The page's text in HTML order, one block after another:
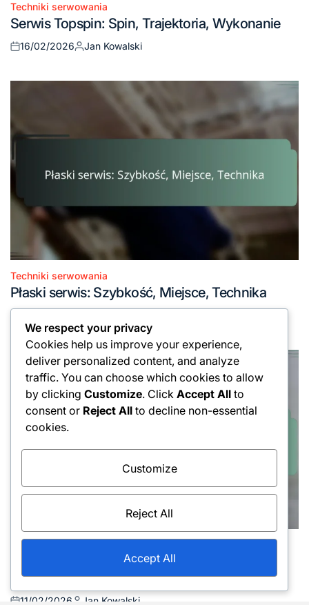
Posted
in
Techniki serwowania
Serwis Topspin: Spin, Trajektoria, Wykonanie
Posted
16/02/2026
Posted
Jan Kowalski
Posted
in
Techniki serwowania
Płaski serwis: Szybkość, Miejsce, Technika
Posted
by
Techniki serwowania
Power Serve: Technika, Rotacja ciała,
Dokończenie
11/02/2026 Jan Kowalski
We respect your privacy
Cookies help us improve your experience,
deliver personalized content, and analyze
traffic. You can choose which cookies to allow
by clicking Customize. Click Accept All to
consent or Reject All to decline non-essential
cookies.
Customize
Reject All
Accept All